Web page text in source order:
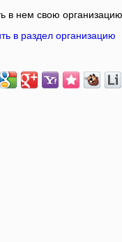
в нем свою организацию